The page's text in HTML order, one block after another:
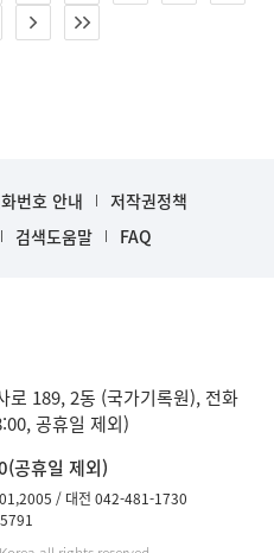
번호 안내
저작권정책
검색도움말 FAQ
로 189, 2동 (국가기록원), 전화
공휴일 제외)
공휴일 제외)
대전 042-481-1730